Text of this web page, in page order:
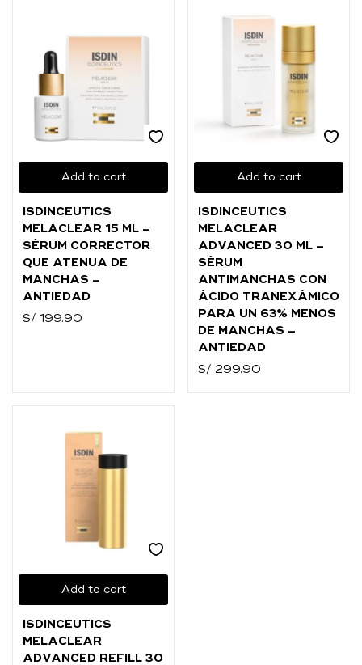
Add to cart
ISDINCEUTICS
MELACLEAR 15 ML –
SÉRUM CORRECTOR
QUE ATENUA DE
MANCHAS –
ANTIEDAD
S/ 199.90
Add to cart
ISDINCEUTICS
MELACLEAR
ADVANCED 30 ML –
SÉRUM
ANTIMANCHAS CON
ÁCIDO TRANEXÁMICO
PARA UN 63% MENOS
DE MANCHAS –
ANTIEDAD
S/ 299.90
Add to cart
ISDINCEUTICS
MELACLEAR
ADVANCED REFILL 30